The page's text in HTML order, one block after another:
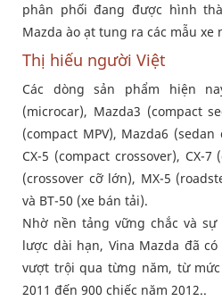
phân phối đang được hình
Mazda ào ạt tung ra các mẫu xe
Thị hiếu người Việt
Các dòng sản phẩm hiện
(microcar), Mazda3 (compact
(compact MPV), Mazda6
CX-5 (compact crossover), CX-
(crossover cỡ lớn), MX-5
và BT-50 (xe bán tải).
Nhờ nền tảng vững chắc và
lược dài hạn, Vina Mazda đã
vượt trội qua từng năm, từ
2011 đến 900 chiếc năm 2012..